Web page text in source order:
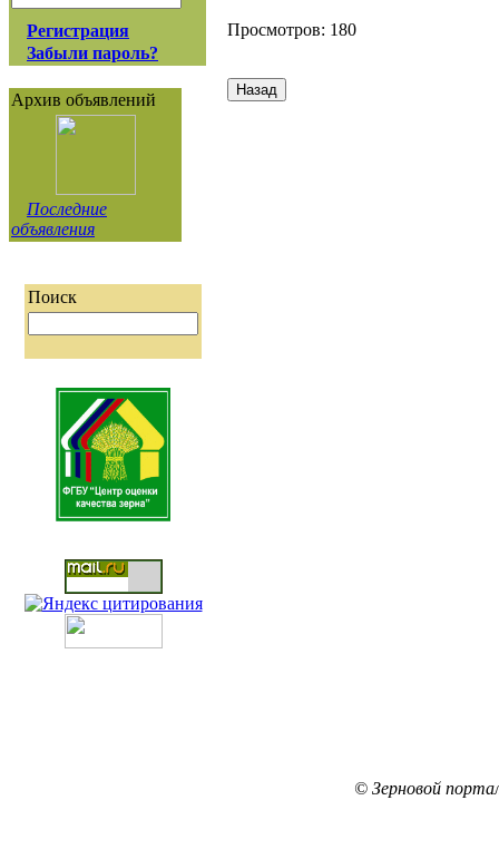
Регистрация
Забыли пароль?
Архив объявлений
Последние
объявления
Поиск
Просмотров: 180
© Зерновой